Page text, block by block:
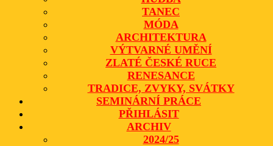
TANEC
MÓDA
ARCHITEKTURA
VÝTVARNÉ UMĚNÍ
ZLATÉ ČESKÉ RUCE
RENESANCE
TRADICE, ZVYKY, SVÁTKY
SEMINÁRNÍ PRÁCE
PŘIHLÁSIT
ARCHIV
2024/25